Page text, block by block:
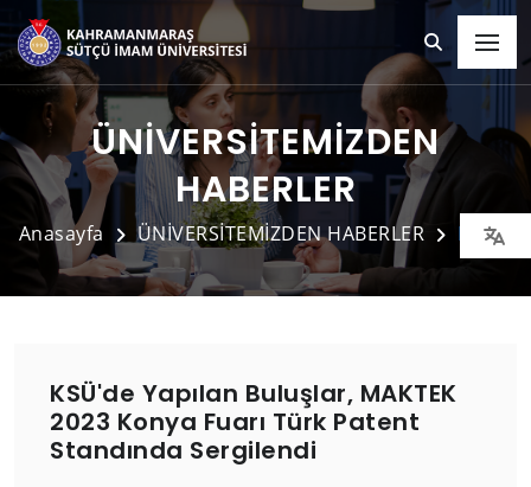
ÜNİVERSİTEMİZDEN
HABERLER
Anasayfa ÜNİVERSİTEMİZDEN HABERLER Detay
KSÜ'de Yapılan Buluşlar, MAKTEK
2023 Konya Fuarı Türk Patent
Standında Sergilendi